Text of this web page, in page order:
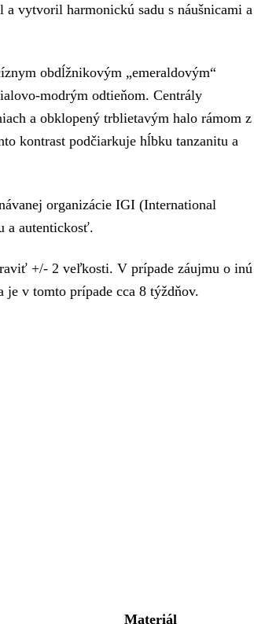
vytvoril harmonickú sadu s náušnicami a
obdĺžnikovým „emeraldovým“
modrým odtieňom. Centrály
a obklopený trblietavým halo rámom z
kontrast podčiarkuje hĺbku tanzanitu a
organizácie IGI (International
a autentickosť.
+/- 2 veľkosti. V prípade záujmu o inú
je v tomto prípade cca 8 týždňov.
Materiál